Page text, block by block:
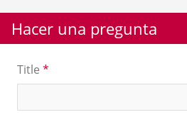
Hacer una pregunta
Title *